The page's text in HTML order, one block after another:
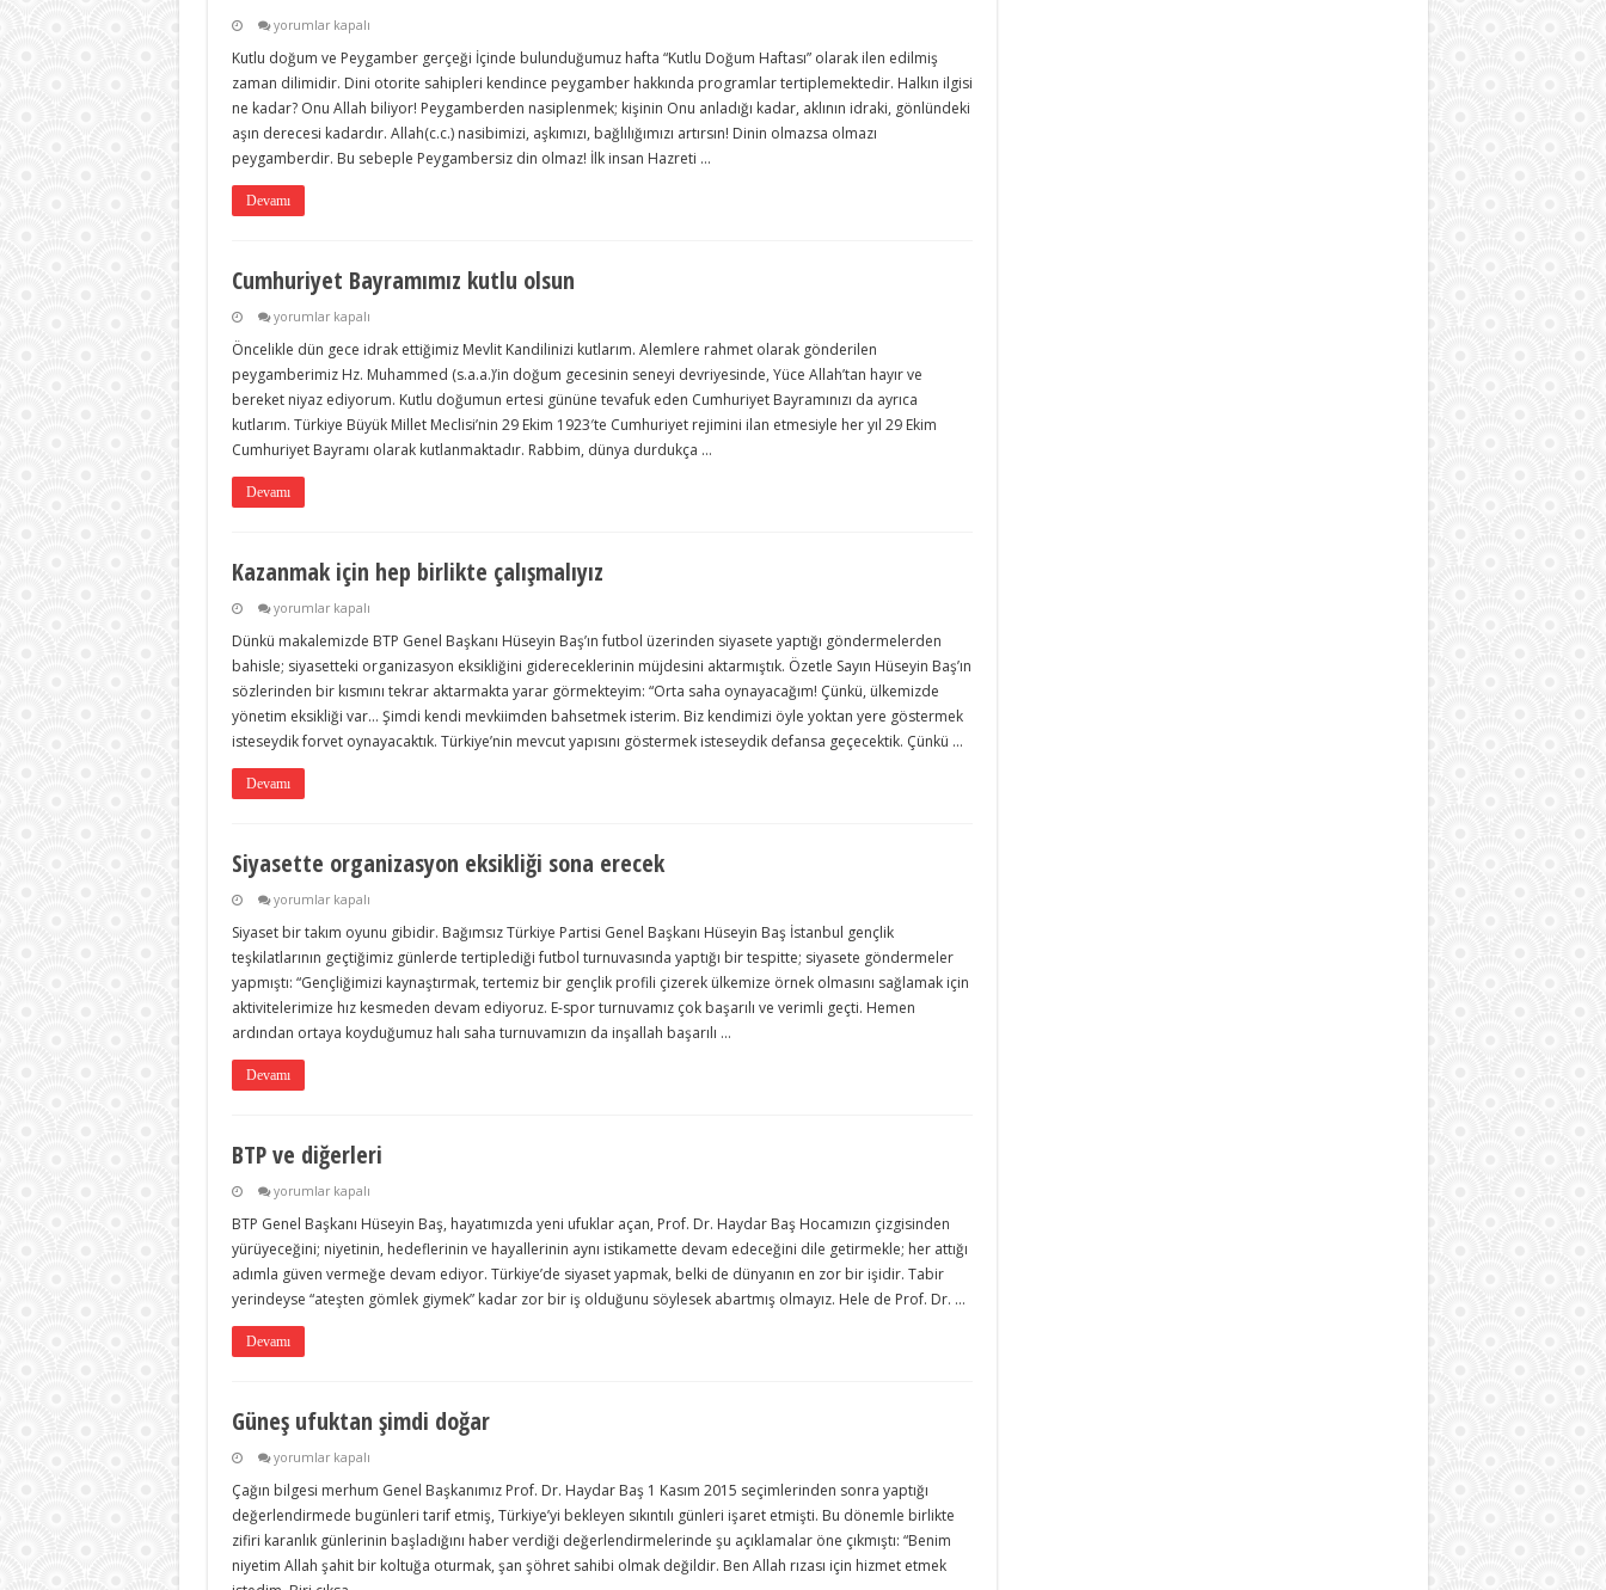
için
yorumlar kapalı
Kutlu doğum ve Peygamber gerçeği İçinde bulunduğumuz hafta “Kutlu Doğum Haftası” olarak ilen edilmiş
zaman dilimidir. Dini otorite sahipleri kendince peygamber hakkında programlar tertiplemektedir. Halkın ilgisi
ne kadar? Onu Allah biliyor! Peygamberden nasiplenmek; kişinin Onu anladığı kadar, aklının idraki, gönlündeki
aşın derecesi kadardır. Allah(c.c.) nasibimizi, aşkımızı, bağlılığımızı artırsın! Dinin olmazsa olmazı
peygamberdir. Bu sebeple Peygambersiz din olmaz! İlk insan Hazreti …
Devamı
Cumhuriyet Bayramımız kutlu olsun
Cumhuriyet
kutlu
olsun
için
yorumlar kapalı
Öncelikle dün gece idrak ettiğimiz Mevlit Kandilinizi kutlarım. Alemlere rahmet olarak gönderilen
peygamberimiz Hz. Muhammed (s.a.a.)’in doğum gecesinin seneyi devriyesinde, Yüce Allah’tan hayır ve
bereket niyaz ediyorum. Kutlu doğumun ertesi gününe tevafuk eden Cumhuriyet Bayramınızı da ayrıca
kutlarım. Türkiye Büyük Millet Meclisi’nin 29 Ekim 1923′te Cumhuriyet rejimini ilan etmesiyle her yıl 29 Ekim
Cumhuriyet Bayramı olarak kutlanmaktadır. Rabbim, dünya durdukça …
Devamı
Kazanmak için hep birlikte çalışmalıyız
Kazanmak
hep
birlikte
çalışmalıyız
için
yorumlar kapalı
Dünkü makalemizde BTP Genel Başkanı Hüseyin Baş’ın futbol üzerinden siyasete yaptığı göndermelerden
bahisle; siyasetteki organizasyon eksikliğini gidereceklerinin müjdesini aktarmıştık. Özetle Sayın Hüseyin Baş’ın
sözlerinden bir kısmını tekrar aktarmakta yarar görmekteyim: “Orta saha oynayacağım! Çünkü, ülkemizde
yönetim eksikliği var… Şimdi kendi mevkiimden bahsetmek isterim. Biz kendimizi öyle yoktan yere göstermek
isteseydik forvet oynayacaktık. Türkiye’nin mevcut yapısını göstermek isteseydik defansa geçecektik. Çünkü …
Devamı
Siyasette organizasyon eksikliği sona erecek
Siyasette
eksikliği
sona
erecek
için
yorumlar kapalı
Siyaset bir takım oyunu gibidir. Bağımsız Türkiye Partisi Genel Başkanı Hüseyin Baş İstanbul gençlik
teşkilatlarının geçtiğimiz günlerde tertiplediği futbol turnuvasında yaptığı bir tespitte; siyasete göndermeler
yapmıştı: “Gençliğimizi kaynaştırmak, tertemiz bir gençlik profili çizerek ülkemize örnek olmasını sağlamak için
aktivitelerimize hız kesmeden devam ediyoruz. E-spor turnuvamız çok başarılı ve verimli geçti. Hemen
ardından ortaya koyduğumuz halı saha turnuvamızın da inşallah başarılı …
Devamı
BTP ve diğerleri
BTP
diğerleri
için
yorumlar kapalı
BTP Genel Başkanı Hüseyin Baş, hayatımızda yeni ufuklar açan, Prof. Dr. Haydar Baş Hocamızın çizgisinden
yürüyeceğini; niyetinin, hedeflerinin ve hayallerinin aynı istikamette devam edeceğini dile getirmekle; her attığı
adımla güven vermeğe devam ediyor. Türkiye’de siyaset yapmak, belki de dünyanın en zor bir işidir. Tabir
yerindeyse “ateşten gömlek giymek” kadar zor bir iş olduğunu söylesek abartmış olmayız. Hele de Prof. Dr. …
Devamı
Güneş ufuktan şimdi doğar
Güneş
şimdi
doğar
için
yorumlar kapalı
Çağın bilgesi merhum Genel Başkanımız Prof. Dr. Haydar Baş 1 Kasım 2015 seçimlerinden sonra yaptığı
değerlendirmede bugünleri tarif etmiş, Türkiye’yi bekleyen sıkıntılı günleri işaret etmişti. Bu dönemle birlikte
zifiri karanlık günlerinin başladığını haber verdiği değerlendirmelerinde şu açıklamalar öne çıkmıştı: “Benim
niyetim Allah şahit bir koltuğa oturmak, şan şöhret sahibi olmak değildir. Ben Allah rızası için hizmet etmek